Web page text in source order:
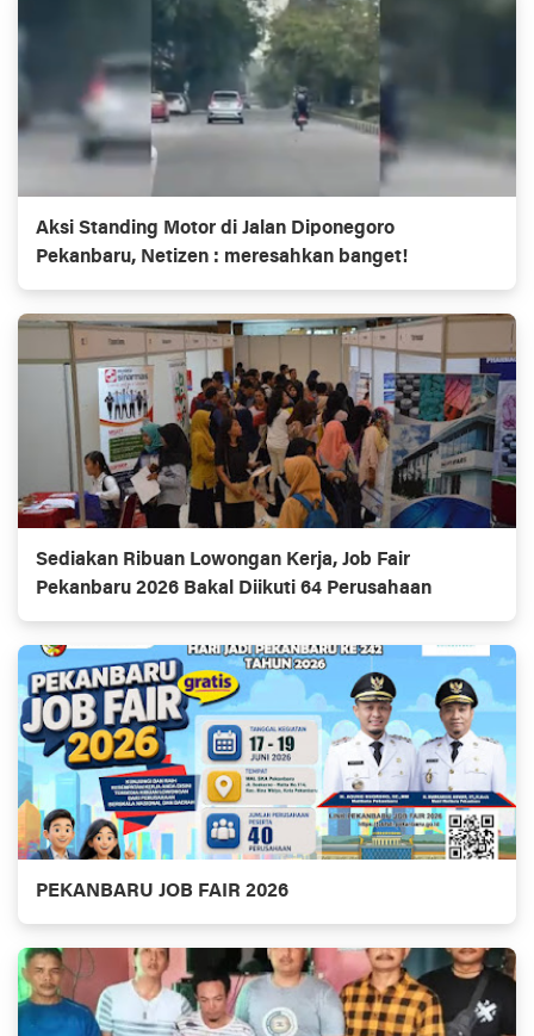
Aksi Standing Motor di Jalan Diponegoro
Pekanbaru, Netizen : meresahkan banget!
Sediakan Ribuan Lowongan Kerja, Job Fair
Pekanbaru 2026 Bakal Diikuti 64 Perusahaan
PEKANBARU JOB FAIR 2026